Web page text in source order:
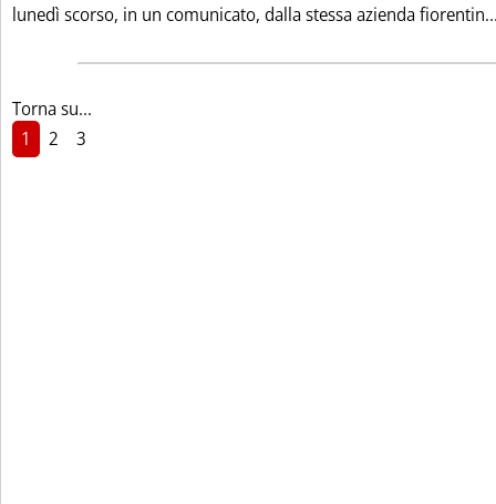
lunedì scorso, in un comunicato, dalla stessa azienda
Torna su...
1
2 3